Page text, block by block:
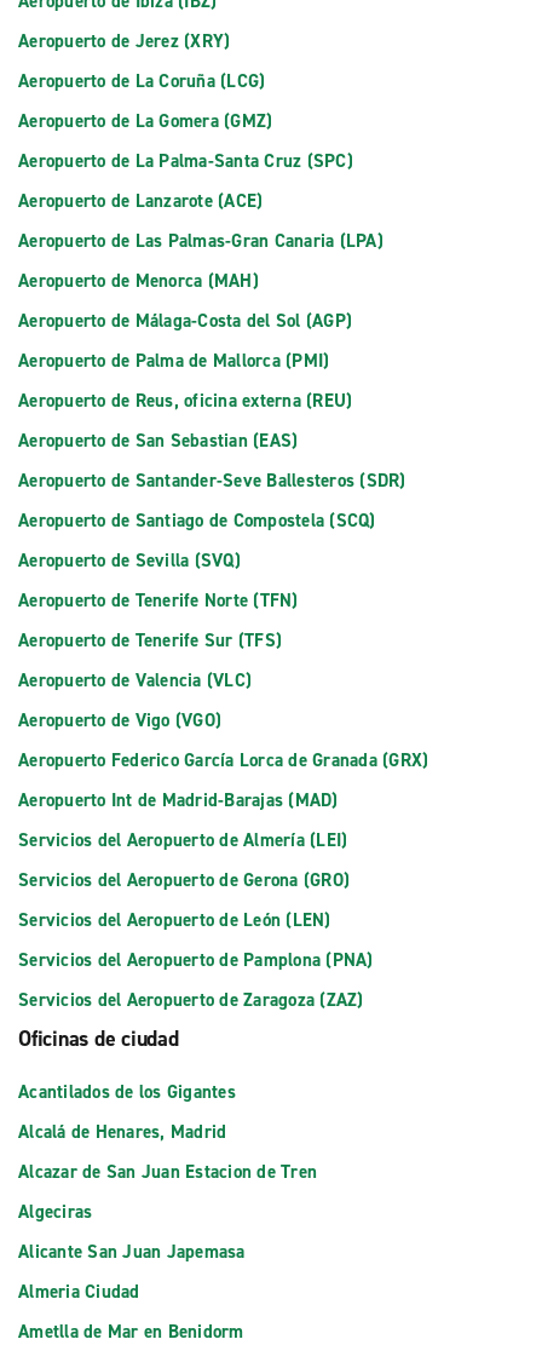
Aeropuerto de Jerez (XRY)
Aeropuerto de La Coruña (LCG)
Aeropuerto de La Gomera (GMZ)
Aeropuerto de La Palma-Santa Cruz (SPC)
Aeropuerto de Lanzarote (ACE)
Aeropuerto de Las Palmas-Gran Canaria (LPA)
Aeropuerto de Menorca (MAH)
Aeropuerto de Málaga-Costa del Sol (AGP)
Aeropuerto de Palma de Mallorca (PMI)
Aeropuerto de Reus, oficina externa (REU)
Aeropuerto de San Sebastian (EAS)
Aeropuerto de Santander-Seve Ballesteros (SDR)
Aeropuerto de Santiago de Compostela (SCQ)
Aeropuerto de Sevilla (SVQ)
Aeropuerto de Tenerife Norte (TFN)
Aeropuerto de Tenerife Sur (TFS)
Aeropuerto de Valencia (VLC)
Aeropuerto de Vigo (VGO)
Aeropuerto Federico García Lorca de Granada (GRX)
Aeropuerto Int de Madrid-Barajas (MAD)
Servicios del Aeropuerto de Almería (LEI)
Servicios del Aeropuerto de Gerona (GRO)
Servicios del Aeropuerto de León (LEN)
Servicios del Aeropuerto de Pamplona (PNA)
Servicios del Aeropuerto de Zaragoza (ZAZ)
Oficinas de ciudad
Acantilados de los Gigantes
Alcalá de Henares, Madrid
Alcazar de San Juan Estacion de Tren
Algeciras
Alicante San Juan Japemasa
Almeria Ciudad
Ametlla de Mar en Benidorm